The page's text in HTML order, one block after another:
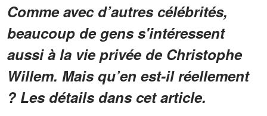
Comme avec d’autres célébrités,
beaucoup de gens s'intéressent
aussi à la vie privée de Christophe
Willem. Mais qu’en est-il réellement
? Les détails dans cet article.